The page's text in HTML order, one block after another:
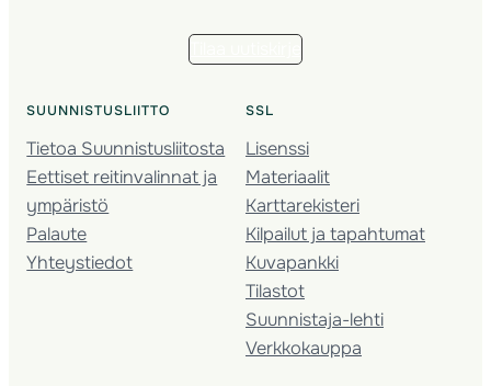
SUUNNISTUSLIITTO
Tietoa Suunnistusliitosta
Eettiset reitinvalinnat ja
ympäristö
Palaute
Yhteystiedot
SSL
Lisenssi
Materiaalit
Karttarekisteri
Kilpailut ja tapahtumat
Kuvapankki
Tilastot
Suunnistaja-lehti
Verkkokauppa